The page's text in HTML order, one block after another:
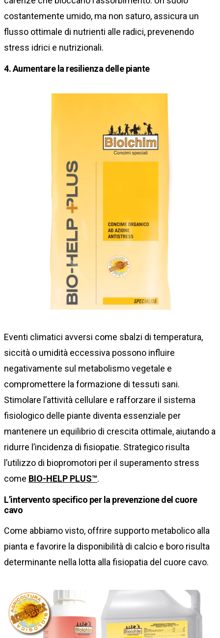
costantemente umido, ma non saturo, assicura un
flusso ottimale di nutrienti alle radici, prevenendo
stress idrici e nutrizionali.
4. Aumentare la resilienza delle piante
Eventi climatici avversi come sbalzi di temperatura,
siccità o umidità eccessiva possono influire
negativamente sul metabolismo vegetale e
compromettere la formazione di tessuti sani.
Stimolare l’attività cellulare e rafforzare il sistema
fisiologico delle piante diventa essenziale per
mantenere un equilibrio di crescita ottimale, aiutando a
ridurre l’incidenza di fisiopatie. Strategico risulta
l’utilizzo di biopromotori per il superamento stress
come BIO-HELP PLUS™.
L’intervento specifico per la prevenzione del cuore
cavo
Come abbiamo visto, offrire supporto metabolico alla
pianta e favorire la disponibilità di calcio e boro risulta
determinante nella lotta alla fisiopatia del cuore cavo.